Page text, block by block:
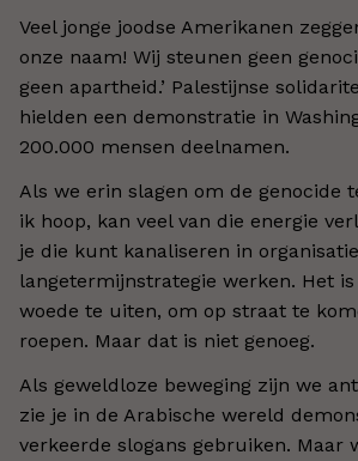
Veel jonge joodse Amerikanen
onze naam! Wij steunen geen
geen apartheid.’ Palestijnse
hielden een demonstratie in
200.000 mensen deelnamen.
Als we erin slagen om de genocide
ik hoop, kan veel van die energie
je die kunt kanaliseren in
langetermijnstrategie werken. Het
woede te uiten, om op straat te
roepen. Maar dat is niet genoeg.
Als geweldloze beweging zijn we
zie je in de Arabische wereld
verkeerde slogans gebruiken. Maar